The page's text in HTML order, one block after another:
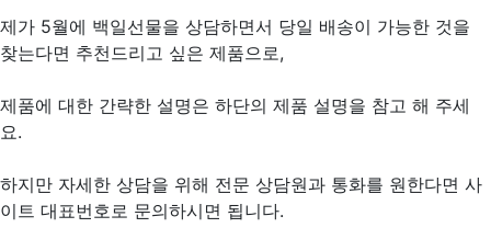
제가 5월에 백일선물을 상담하면서 당일 배송이 가능한 것을
찾는다면 추천드리고 싶은 제품으로,
제품에 대한 간략한 설명은 하단의 제품 설명을 참고 해 주세
요.
하지만 자세한 상담을 위해 전문 상담원과 통화를 원한다면 사
이트 대표번호로 문의하시면 됩니다.